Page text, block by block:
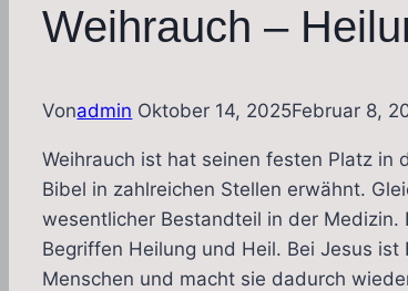
Weihrauch –
Vonadmin Oktober 14, 2025Februar 8,
Weihrauch ist hat seinen festen Platz
Bibel in zahlreichen Stellen erwähnt.
wesentlicher Bestandteil in der
Begriffen Heilung und Heil. Bei Jesus
Menschen und macht sie dadurch